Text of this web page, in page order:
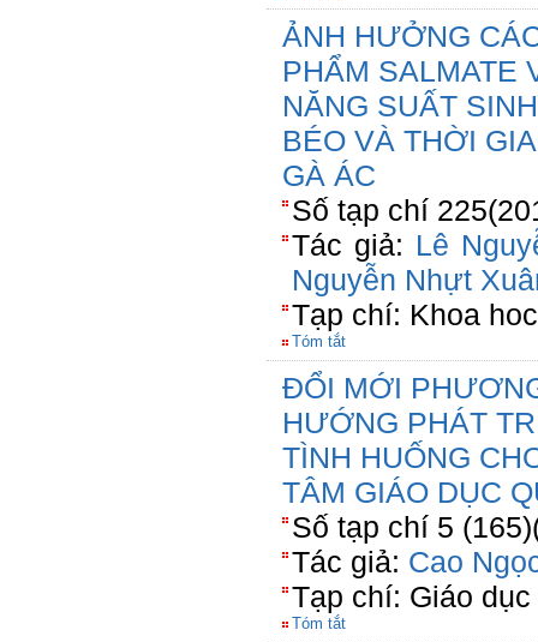
ẢNH HƯỞNG
PHẨM SALMATE
NĂNG SUẤT
BÉO VÀ THỜI
GÀ ÁC
Số tạp chí
Tác giả: Lê
Nguyễn Nhựt
Tạp chí: Khoa
Tóm tắt
ĐỔI MỚI
HƯỚNG PHÁT
TÌNH HUỐNG
TÂM GIÁO DỤC
Số tạp chí 5
Tác giả: Cao
Tạp chí: Giáo
Tóm tắt